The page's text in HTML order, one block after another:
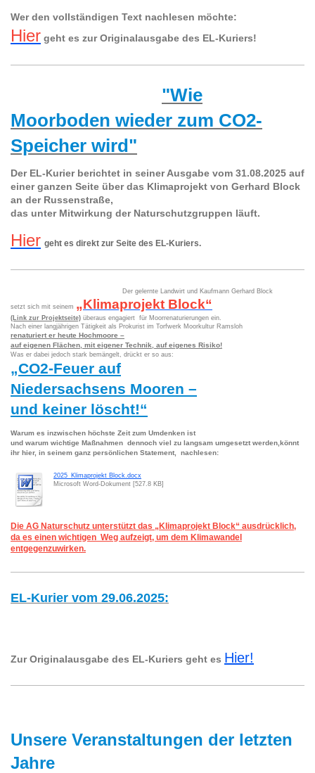
Wer den vollständigen Text nachlesen möchte:
Hier geht es zur Originalausgabe des EL-Kuriers!
"Wie
Moorboden wieder zum CO2-
Speicher wird"
Der EL-Kurier berichtet in seiner Ausgabe vom 31.08.2025 auf
einer ganzen Seite über das Klimaprojekt von Gerhard Block
an der Russenstraße,
das unter Mitwirkung der Naturschutzgruppen läuft.
Hier geht es direkt zur Seite des EL-Kuriers.
Der gelernte Landwirt und Kaufmann Gerhard Block
setzt sich mit seinem „Klimaprojekt Block“
(Link zur Projektseite) überaus engagiert für Moorrenaturierungen ein.
Nach einer langjährigen Tätigkeit als Prokurist im Torfwerk Moorkultur Ramsloh
renaturiert er heute Hochmoore –
auf eigenen Flächen, mit eigener Technik, auf eigenes Risiko!
Was er dabei jedoch stark bemängelt, drückt er so aus:
„CO2-Feuer auf
Niedersachsens Mooren –
und keiner löscht!“
Warum es inzwischen höchste Zeit zum Umdenken ist
und warum wichtige Maßnahmen dennoch viel zu langsam umgesetzt werden,könnt
ihr hier, in seinem ganz persönlichen Statement, nachlesen:
2025_Klimaprojekt Block.docx
Microsoft Word-Dokument [527.8 KB]
Die AG Naturschutz unterstützt das „Klimaprojekt Block“ ausdrücklich,
da es einen wichtigen Weg aufzeigt, um dem Klimawandel
entgegenzuwirken.
EL-Kurier vom 29.06.2025:
Zur Originalausgabe des EL-Kuriers geht es Hier!
Unsere Veranstaltungen der letzten
Jahre